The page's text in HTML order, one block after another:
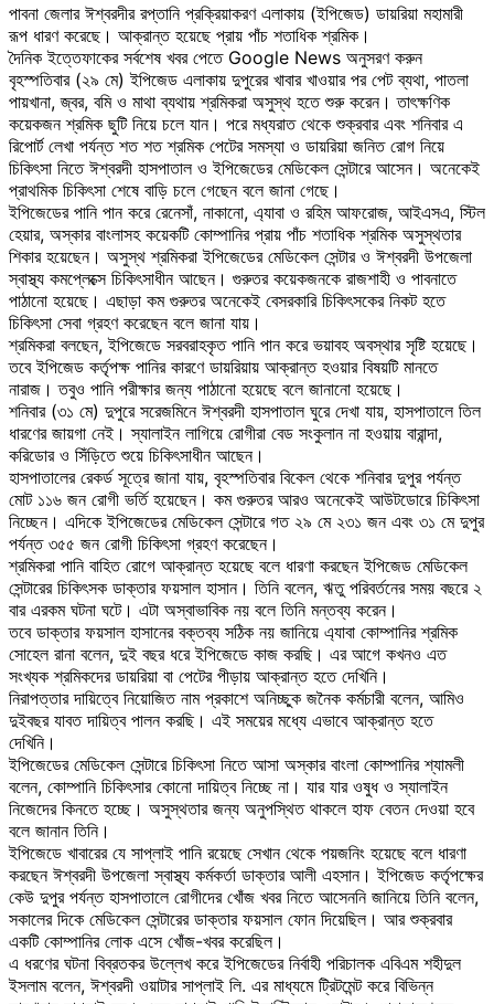
পাবনা জেলার ঈশ্বরদীর রপ্তানি প্রক্রিয়াকরণ এলাকায় (ইপিজেড) ডায়রিয়া মহামারী
রূপ ধারণ করেছে। আক্রান্ত হয়েছে প্রায় পাঁচ শতাধিক শ্রমিক।
দৈনিক ইত্তেফাকের সর্বশেষ খবর পেতে Google News অনুসরণ করুন
বৃহস্পতিবার (২৯ মে) ইপিজেড এলাকায় দুপুরের খাবার খাওয়ার পর পেট ব্যথা, পাতলা
পায়খানা, জ্বর, বমি ও মাথা ব্যথায় শ্রমিকরা অসুস্থ হতে শুরু করেন। তাৎক্ষণিক
কয়েকজন শ্রমিক ছুটি নিয়ে চলে যান। পরে মধ্যরাত থেকে শুক্রবার এবং শনিবার এ
রিপোর্ট লেখা পর্যন্ত শত শত শ্রমিক পেটের সমস্যা ও ডায়রিয়া জনিত রোগ নিয়ে
চিকিৎসা নিতে ঈশ্বরদী হাসপাতাল ও ইপিজেডের মেডিকেল সেন্টারে আসেন। অনেকেই
প্রাথমিক চিকিৎসা শেষে বাড়ি চলে গেছেন বলে জানা গেছে।
ইপিজেডের পানি পান করে রেনেসাঁ, নাকানো, এ্যাবা ও রহিম আফরোজ, আইএসএ, স্টিল
হেয়ার, অস্কার বাংলাসহ কয়েকটি কোম্পানির প্রায় পাঁচ শতাধিক শ্রমিক অসুস্থতার
শিকার হয়েছেন। অসুস্থ শ্রমিকরা ইপিজেডের মেডিকেল সেন্টার ও ঈশ্বরদী উপজেলা
স্বাস্থ্য কমপ্লেক্সে চিকিৎসাধীন আছেন। গুরুতর কয়েকজনকে রাজশাহী ও পাবনাতে
পাঠানো হয়েছে। এছাড়া কম গুরুতর অনেকেই বেসরকারি চিকিৎসকের নিকট হতে
চিকিৎসা সেবা গ্রহণ করেছেন বলে জানা যায়।
শ্রমিকরা বলছেন, ইপিজেডে সরবরাহকৃত পানি পান করে ভয়াবহ অবস্থার সৃষ্টি হয়েছে।
তবে ইপিজেড কর্তৃপক্ষ পানির কারণে ডায়রিয়ায় আক্রান্ত হওয়ার বিষয়টি মানতে
নারাজ। তবুও পানি পরীক্ষার জন্য পাঠানো হয়েছে বলে জানানো হয়েছে।
শনিবার (৩১ মে) দুপুরে সরেজমিনে ঈশ্বরদী হাসপাতাল ঘুরে দেখা যায়, হাসপাতালে তিল
ধারণের জায়গা নেই। স্যালাইন লাগিয়ে রোগীরা বেড সংকুলান না হওয়ায় বারান্দা,
করিডোর ও সিঁড়িতে শুয়ে চিকিৎসাধীন আছেন।
হাসপাতালের রেকর্ড সূত্রে জানা যায়, বৃহস্পতিবার বিকেল থেকে শনিবার দুপুর পর্যন্ত
মোট ১১৬ জন রোগী ভর্তি হয়েছেন। কম গুরুতর আরও অনেকেই আউটডোরে চিকিৎসা
নিচ্ছেন। এদিকে ইপিজেডের মেডিকেল সেন্টারে গত ২৯ মে ২৩১ জন এবং ৩১ মে দুপুর
পর্যন্ত ৩৫৫ জন রোগী চিকিৎসা গ্রহণ করেছেন।
শ্রমিকরা পানি বাহিত রোগে আক্রান্ত হয়েছে বলে ধারণা করছেন ইপিজেড মেডিকেল
সেন্টারের চিকিৎসক ডাক্তার ফয়সাল হাসান। তিনি বলেন, ঋতু পরিবর্তনের সময় বছরে ২
বার এরকম ঘটনা ঘটে। এটা অস্বাভাবিক নয় বলে তিনি মন্তব্য করেন।
তবে ডাক্তার ফয়সাল হাসানের বক্তব্য সঠিক নয় জানিয়ে এ্যাবা কোম্পানির শ্রমিক
সোহেল রানা বলেন, দুই বছর ধরে ইপিজেডে কাজ করছি। এর আগে কখনও এত
সংখ্যক শ্রমিকদের ডায়রিয়া বা পেটের পীড়ায় আক্রান্ত হতে দেখিনি।
নিরাপত্তার দায়িত্বে নিয়োজিত নাম প্রকাশে অনিচ্ছুক জনৈক কর্মচারী বলেন, আমিও
দুইবছর যাবত দায়িত্ব পালন করছি। এই সময়ের মধ্যে এভাবে আক্রান্ত হতে
দেখিনি।
ইপিজেডের মেডিকেল সেন্টারে চিকিৎসা নিতে আসা অস্কার বাংলা কোম্পানির শ্যামলী
বলেন, কোম্পানি চিকিৎসার কোনো দায়িত্ব নিচ্ছে না। যার যার ওষুধ ও স্যালাইন
নিজেদের কিনতে হচ্ছে। অসুস্থতার জন্য অনুপস্থিত থাকলে হাফ বেতন দেওয়া হবে
বলে জানান তিনি।
ইপিজেডে খাবারের যে সাপ্লাই পানি রয়েছে সেখান থেকে পয়জনিং হয়েছে বলে ধারণা
করছেন ঈশ্বরদী উপজেলা স্বাস্থ্য কর্মকর্তা ডাক্তার আলী এহসান। ইপিজেড কর্তৃপক্ষের
কেউ দুপুর পর্যন্ত হাসপাতালে রোগীদের খোঁজ খবর নিতে আসেননি জানিয়ে তিনি বলেন,
সকালের দিকে মেডিকেল সেন্টারের ডাক্তার ফয়সাল ফোন দিয়েছিল। আর শুক্রবার
একটি কোম্পানির লোক এসে খোঁজ-খবর করেছিল।
এ ধরণের ঘটনা বিব্রতকর উল্লেখ করে ইপিজেডের নির্বাহী পরিচালক এবিএম শহীদুল
ইসলাম বলেন, ঈশ্বরদী ওয়াটার সাপ্লাই লি. এর মাধ্যমে ট্রিটমেন্ট করে বিভিন্ন